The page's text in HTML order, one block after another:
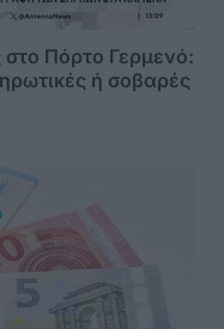
στο Πόρτο Γερμενό:
ή σοβαρές